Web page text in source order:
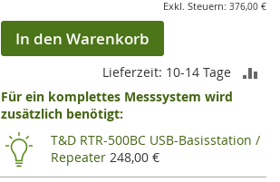
376,00 €
In den Warenkorb
Lieferzeit: 10-14 Tage
Für ein komplettes Messsystem wird
zusätzlich benötigt:
T&D RTR-500BC USB-Basisstation /
Repeater 248,00 €